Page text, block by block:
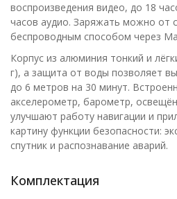
воспроизведения видео, до 18
часов аудио. Заряжать можно от
беспроводным способом через
Корпус из алюминия тонкий и
г), а защита от воды позволяет
до 6 метров на 30 минут.
акселерометр, барометр,
улучшают работу навигации и
картину функции безопасности:
спутник и распознавание аварий.
Комплектация